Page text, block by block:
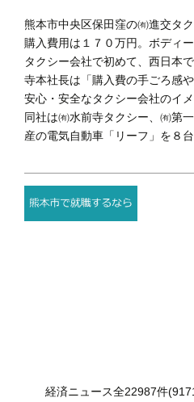
熊本市中央区保田窪の㈲進交タ
購入費用は１７０万円。ボディ
タクシー会社で初めて、西日本で
寺本社長は「購入費の手ごろ感
安心・安全なタクシー会社のイ
同社は㈲水前寺タクシー、㈲第
産の電気自動車「リーフ」を８
経済ニュース全22987件